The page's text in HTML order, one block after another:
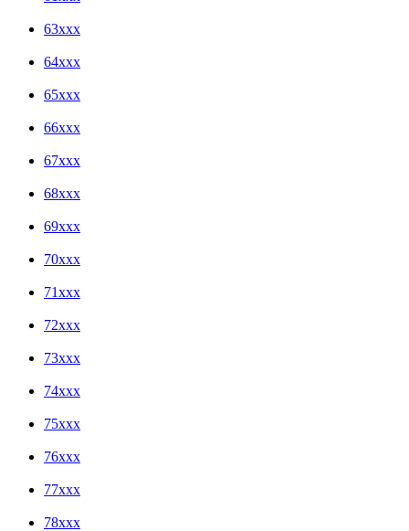
63xxx
64xxx
65xxx
66xxx
67xxx
68xxx
69xxx
70xxx
71xxx
72xxx
73xxx
74xxx
75xxx
76xxx
77xxx
78xxx